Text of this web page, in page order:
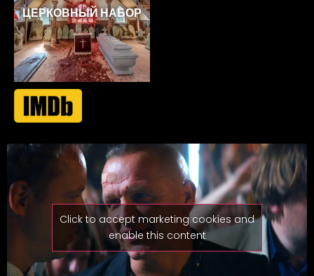
ЦЕРКОВНЫЙ НАБОР
Click to accept marketing cookies and
enable this content